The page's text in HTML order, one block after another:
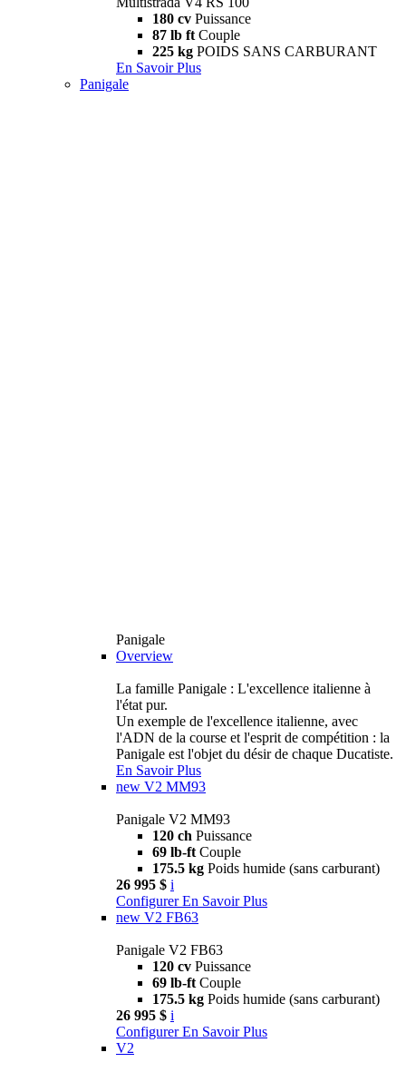
180 cv Puissance
87 lb ft Couple
225 kg POIDS SANS CARBURANT
En Savoir Plus
Panigale
Panigale
Overview
La famille Panigale : L'excellence italienne à
l'état pur.
Un exemple de l'excellence italienne, avec
l'ADN de la course et l'esprit de compétition : la
Panigale est l'objet du désir de chaque Ducatiste.
En Savoir Plus
new V2 MM93
Panigale V2 MM93
120 ch Puissance
69 lb-ft Couple
175.5 kg Poids humide (sans carburant)
26 995 $ i
Configurer En Savoir Plus
new V2 FB63
Panigale V2 FB63
120 cv Puissance
69 lb-ft Couple
175.5 kg Poids humide (sans carburant)
26 995 $ i
Configurer En Savoir Plus
V2